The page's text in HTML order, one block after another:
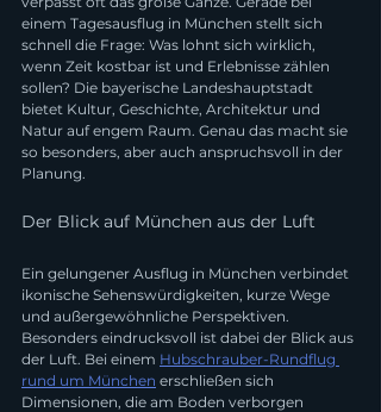
einem Tagesausflug in München stellt sich
schnell die Frage: Was lohnt sich wirklich,
wenn Zeit kostbar ist und Erlebnisse zählen
sollen? Die bayerische Landeshauptstadt
bietet Kultur, Geschichte, Architektur und
Natur auf engem Raum. Genau das macht sie
so besonders, aber auch anspruchsvoll in der
Planung.
Der Blick auf München aus der Luft
Ein gelungener Ausflug in München verbindet
ikonische Sehenswürdigkeiten, kurze Wege
und außergewöhnliche Perspektiven.
Besonders eindrucksvoll ist dabei der Blick aus
der Luft. Bei einem Hubschrauber-Rundflug
rund um München erschließen sich
Dimensionen, die am Boden verborgen